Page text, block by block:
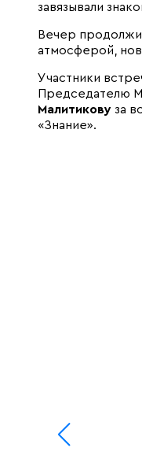
завязывали
Вечер
атмосферой,
Участники
Председателю
Малитикову за
«Знание».